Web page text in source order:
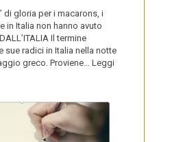
di gloria per i macarons, i
in Italia non hanno avuto
Il termine
sue radici in Italia nella notte
greco. Proviene… Leggi